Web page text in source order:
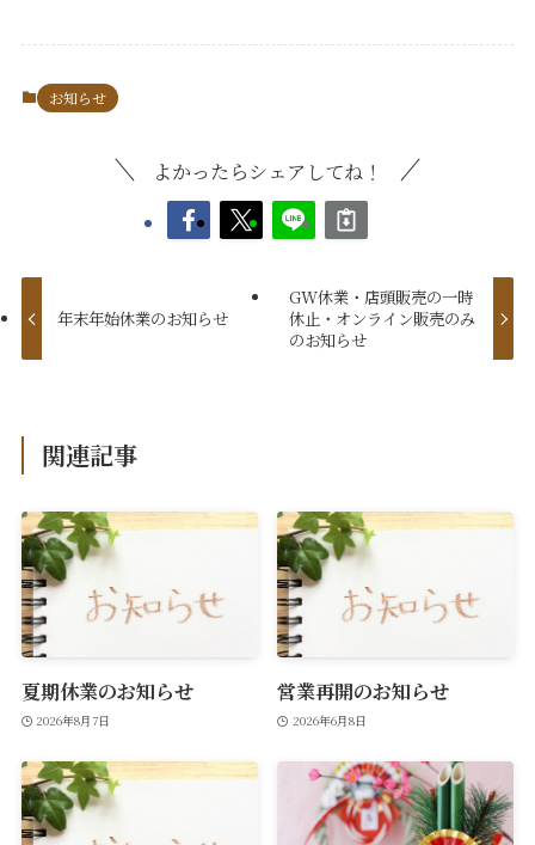
お知らせ
よかったらシェアしてね！
年末年始休業のお知らせ
GW休業・店頭販売の一時
休止・オンライン販売のみ
のお知らせ
関連記事
夏期休業のお知らせ
2026年8月7日
営業再開のお知らせ
2026年6月8日